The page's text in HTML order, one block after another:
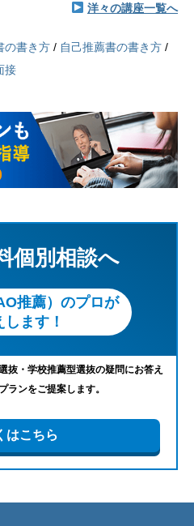
洋々の講座一覧へ
の書き方 / 自己推薦書の書き方 /
接
個別相談へ
推薦）のプロが
します！
抜・学校推薦型選抜の疑問にお答え
ランをご提案します。
はこちら